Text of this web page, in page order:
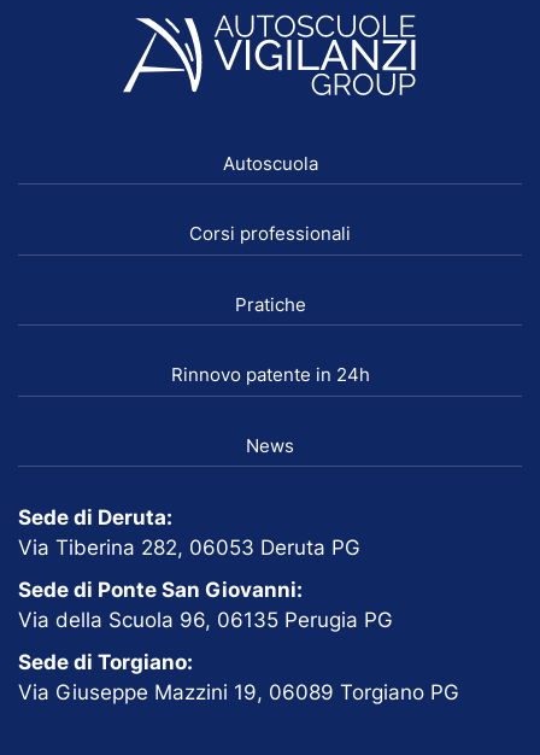
Autoscuola
Corsi professionali
Pratiche
Rinnovo patente in 24h
News
Sede di Deruta:
Via Tiberina 282, 06053 Deruta PG
Sede di Ponte San Giovanni:
Via della Scuola 96, 06135 Perugia PG
Sede di Torgiano:
Via Giuseppe Mazzini 19, 06089 Torgiano PG